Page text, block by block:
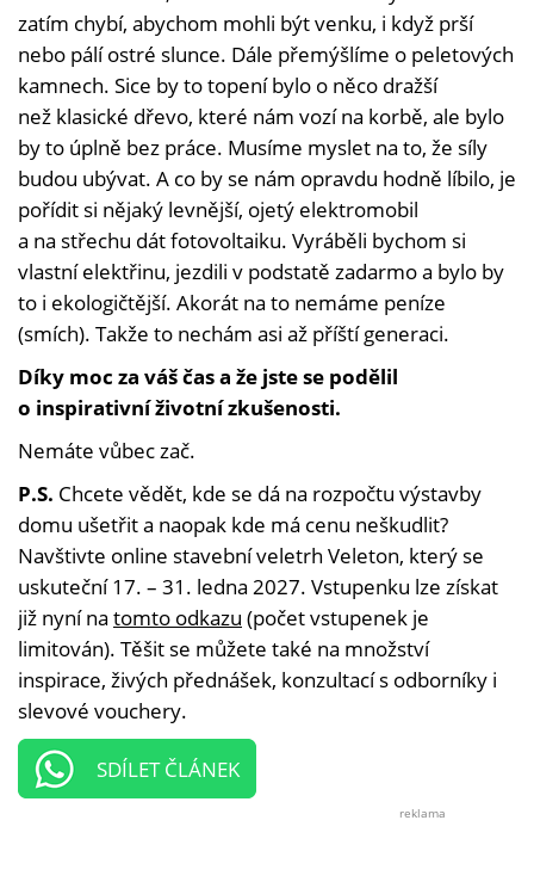
zatím chybí, abychom mohli být venku, i když prší
nebo pálí ostré slunce. Dále přemýšlíme o peletových
kamnech. Sice by to topení bylo o něco dražší
než klasické dřevo, které nám vozí na korbě, ale bylo
by to úplně bez práce. Musíme myslet na to, že síly
budou ubývat. A co by se nám opravdu hodně líbilo, je
pořídit si nějaký levnější, ojetý elektromobil
a na střechu dát fotovoltaiku. Vyráběli bychom si
vlastní elektřinu, jezdili v podstatě zadarmo a bylo by
to i ekologičtější. Akorát na to nemáme peníze
(smích). Takže to nechám asi až příští generaci.
Díky moc za váš čas a že jste se podělil
o inspirativní životní zkušenosti.
Nemáte vůbec zač.
P.S. Chcete vědět, kde se dá na rozpočtu výstavby
domu ušetřit a naopak kde má cenu neškudlit?
Navštivte online stavební veletrh Veleton, který se
uskuteční 17. – 31. ledna 2027. Vstupenku lze získat
již nyní na tomto odkazu (počet vstupenek je
limitován). Těšit se můžete také na množství
inspirace, živých přednášek, konzultací s odborníky i
slevové vouchery.
SDÍLET ČLÁNEK
reklama